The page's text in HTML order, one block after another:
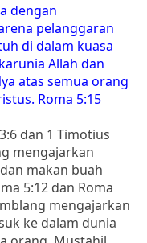
dengan
pelanggaran
di dalam kuasa
Allah dan
atas semua orang
Roma 5:15
dan 1 Timotius
mengajarkan
makan buah
5:12 dan Roma
mengajarkan
ke dalam dunia